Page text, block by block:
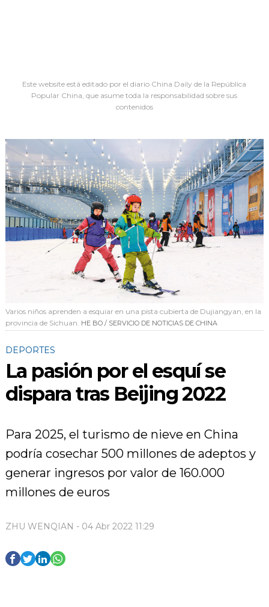
Este website está editado por el diario China Daily de la República
Popular China, que asume toda la responsabilidad sobre sus
contenidos
Varios niños aprenden a esquiar en una pista cubierta de Dujiangyan, en la
provincia de Sichuan. HE BO / SERVICIO DE NOTICIAS DE CHINA
DEPORTES
La pasión por el esquí se
dispara tras Beijing 2022
Para 2025, el turismo de nieve en China
podría cosechar 500 millones de adeptos y
generar ingresos por valor de 160.000
millones de euros
ZHU WENQIAN - 04 Abr 2022 11:29